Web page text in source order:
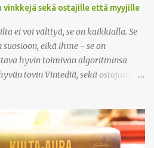
sekä ostajille että myyjille
ei voi välttyä, se on kaikkialla. Se
suosioon, eikä ihme - se on
hyvin toimivan algoritminsa
tovin Vintediä, sekä ostajana
on kätevä etsiä ja löytää aivan
Vaikka Vintediä pääsee